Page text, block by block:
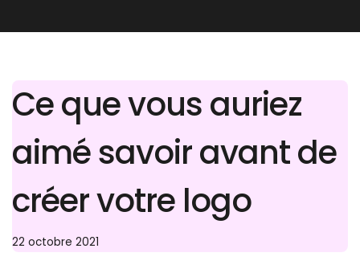
Ce que vous auriez
aimé savoir avant de
créer votre logo
22 octobre 2021